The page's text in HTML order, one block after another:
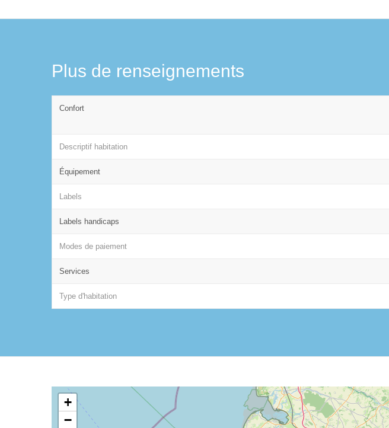
Plus de renseignements
Confort
Descriptif habitation
Équipement
Labels
Labels handicaps
Modes de paiement
Services
Type d'habitation
+
−